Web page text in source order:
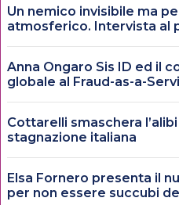
Un nemico invisibile ma
atmosferico. Intervista al
Anna Ongaro Sis ID ed il
globale al Fraud-as-a-
Cottarelli smaschera
stagnazione italiana
Elsa Fornero presenta il
per non essere succubi